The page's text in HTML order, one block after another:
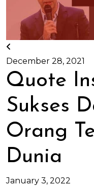
December 28, 2021
Quote
Sukses
Orang
Dunia
January 3, 2022